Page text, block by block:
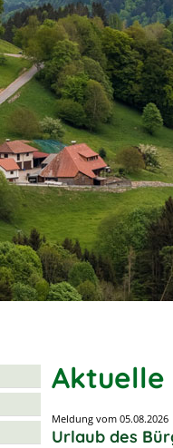
Aktuelle
Meldung vom 05.08.2026
Urlaub des